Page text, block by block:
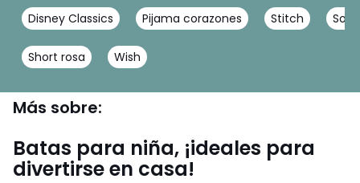
Disney Classics Pijama corazones Stitch
Short rosa Wish
Más sobre:
Batas para niña, ¡ideales para
divertirse en casa!